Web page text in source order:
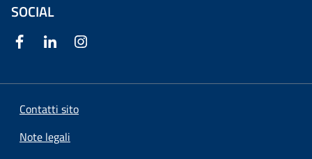
SOCIAL
Contatti sito
Note legali